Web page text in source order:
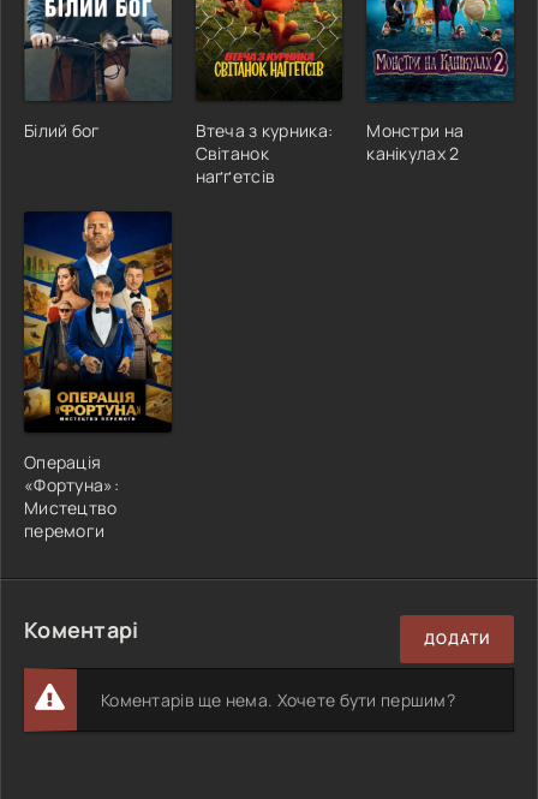
Білий бог
Втеча з курника:
Світанок
наґґетсів
Монстри на
канікулах 2
Операція
«Фортуна»:
Мистецтво
перемоги
Коментарі ДОДАТИ
Коментарів ще нема. Хочете бути першим?